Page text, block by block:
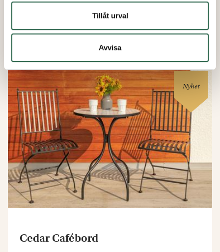
Tillåt urval
Avvisa
649 kr
Nyhet
Cedar Cafébord